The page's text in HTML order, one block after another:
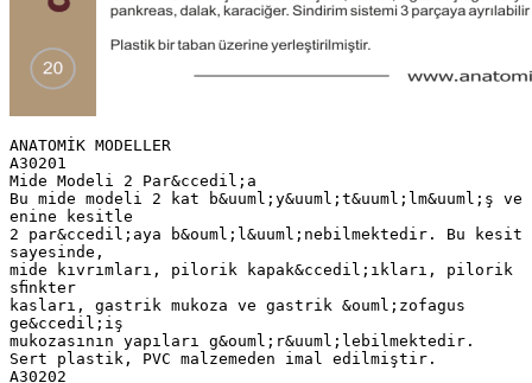
ANATOMİK MODELLER
A30201
Mide Modeli 2 Par&ccedil;a
Bu mide modeli 2 kat b&uuml;y&uuml;t&uuml;lm&uuml;ş ve
enine kesitle
2 par&ccedil;aya b&ouml;l&uuml;nebilmektedir. Bu kesit
sayesinde,
mide kıvrımları, pilorik kapak&ccedil;ıkları, pilorik
sﬁnkter
kasları, gastrik mukoza ve gastrik &ouml;zofagus
ge&ccedil;iş
mukozasının yapıları g&ouml;r&uuml;lebilmektedir.
Sert plastik, PVC malzemeden imal edilmiştir.
A30202